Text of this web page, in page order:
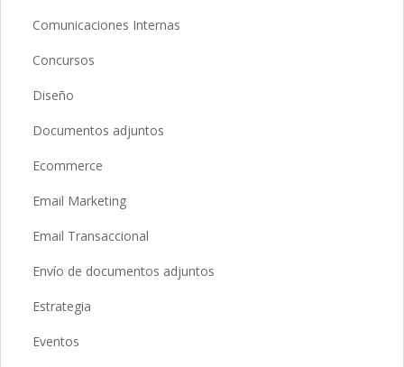
Comunicaciones Internas
Concursos
Diseño
Documentos adjuntos
Ecommerce
Email Marketing
Email Transaccional
Envío de documentos adjuntos
Estrategia
Eventos